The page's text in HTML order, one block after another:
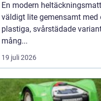
En modern
väldigt lite gemensamt med
plastiga, svårstädade
mång...
19 juli 2026